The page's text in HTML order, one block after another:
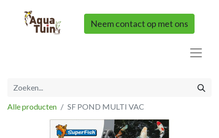
Neem contact op met ons
Alle producten SF POND MULTI VAC